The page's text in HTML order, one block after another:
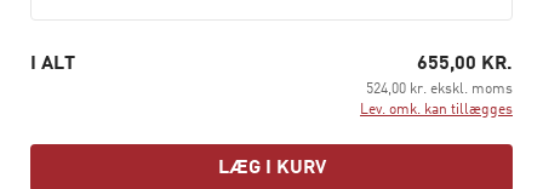
reviderede kapitler fra udgivelsen
I ALT 655,00 KR.
524,00 kr. ekskl. moms
Lev. omk. kan tillægges
LÆG I KURV